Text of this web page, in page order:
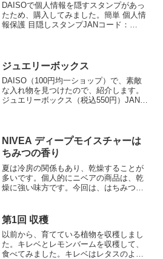
DAISOで個人情報を隠すスタンプがあっ
たため、購入してみました。簡単 個人情
報保護 目隠しスタンプJANコード：
し...
ジュエリーボックス
DAISO（100円均一ショップ）で、素敵
な入れ物を見つけたので、紹介します。
ジュエリーボックス（税込550円）JANコ
NIVEA ディープモイスチャーは
ちみつの香り
夏は冷房の関係もあり、乾燥することが
多いです。個人的にニベアの商品は、乾
燥に強い味方です。今回は、はちみつの
とても適しております。はちみつ自体が
昔から保湿や腐敗防止に使...
第1回 収穫
以前から、育てている植物を収穫しまし
た。キレベとレモンバームを収穫して、
食べてみました。キレベはレタスのよう